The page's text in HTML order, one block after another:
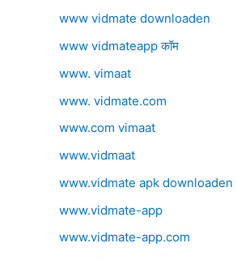
www vidmate downloaden
www vidmateapp कॉम
www. vimaat
www. vidmate.com
www.com vimaat
www.vidmaat
www.vidmate apk downloaden
www.vidmate-app
www.vidmate-app.com